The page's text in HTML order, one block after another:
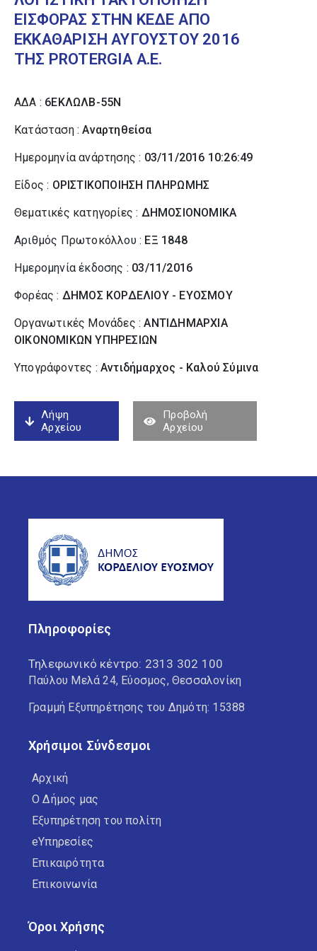
ΕΙΣΦΟΡΑΣ ΣΤΗΝ ΚΕΔΕ ΑΠΟ
ΕΚΚΑΘΑΡΙΣΗ ΑΥΓΟΥΣΤΟΥ 2016
ΤΗΣ PROTERGIA Α.Ε.
ΑΔΑ : 6ΕΚΛΩΛΒ-55Ν
Κατάσταση :Αναρτηθείσα
Ημερομηνία ανάρτησης : 03/11/2016 10:26:49
Είδος : ΟΡΙΣΤΙΚΟΠΟΙΗΣΗ ΠΛΗΡΩΜΗΣ
Θεματικές κατηγορίες : ΔΗΜΟΣΙΟΝΟΜΙΚΑ
Αριθμός Πρωτοκόλλου : ΕΞ 1848
Ημερομηνία έκδοσης : 03/11/2016
Φορέας : ΔΗΜΟΣ ΚΟΡΔΕΛΙΟΥ - ΕΥΟΣΜΟΥ
Οργανωτικές Μονάδες :ΑΝΤΙΔΗΜΑΡΧΙΑ
ΟΙΚΟΝΟΜΙΚΩΝ ΥΠΗΡΕΣΙΩΝ
Υπογράφοντες : Αντιδήμαρχος - Καλού Σύµινα
Λήψη
Αρχείου
Προβολή
Αρχείου
Πληροφορίες
Τηλεφωνικό κέντρο: 2313 302 100
Παύλου Μελά 24, Εύοσμος, Θεσσαλονίκη
Γραμμή Εξυπηρέτησης του Δημότη: 15388
Χρήσιμοι Σύνδεσμοι
Αρχική
Ο Δήμος μας
Εξυπηρέτηση του πολίτη
eΥπηρεσίες
Επικαιρότητα
Επικοινωνία
Όροι Χρήσης